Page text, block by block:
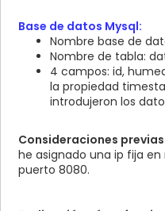
sr += "</html>";
Serial.print(sr);
has_request =
</head>
body
>
$humedad =$_POST [
$temperatura = $_POST
if (!isset($humedad
echo"Datos no
else
{
include("conex.php"
{
Base de datos Mysql:
Nombre base de
Nombre de tabla:
4 campos: id,
la propiedad
introdujeron los
Consideraciones
he asignado una ip fija en
puerto 8080.